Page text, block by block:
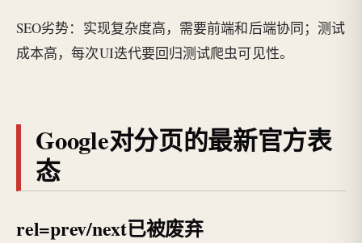
SEO劣势：实现复杂度高，需要前端和后端协同；测试
成本高，每次UI迭代要回归测试爬虫可见性。
Google对分页的最新官方表
态
rel=prev/next已被废弃